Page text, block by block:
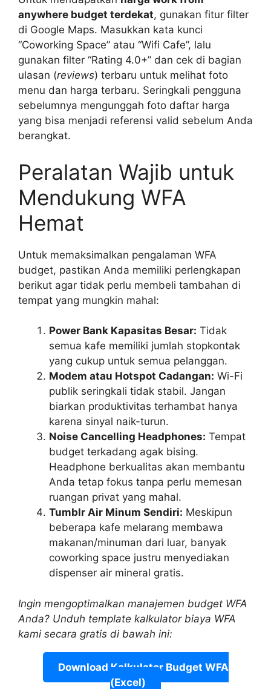
anywhere budget terdekat, gunakan fitur filter
di Google Maps. Masukkan kata kunci
“Coworking Space” atau “Wifi Cafe”, lalu
gunakan filter “Rating 4.0+” dan cek di bagian
ulasan (reviews) terbaru untuk melihat foto
menu dan harga terbaru. Seringkali pengguna
sebelumnya mengunggah foto daftar harga
yang bisa menjadi referensi valid sebelum Anda
berangkat.
Peralatan Wajib untuk
Mendukung WFA
Hemat
Untuk memaksimalkan pengalaman WFA
budget, pastikan Anda memiliki perlengkapan
berikut agar tidak perlu membeli tambahan di
tempat yang mungkin mahal:
Power Bank Kapasitas Besar: Tidak
semua kafe memiliki jumlah stopkontak
yang cukup untuk semua pelanggan.
Modem atau Hotspot Cadangan: Wi-Fi
publik seringkali tidak stabil. Jangan
biarkan produktivitas terhambat hanya
karena sinyal naik-turun.
Noise Cancelling Headphones: Tempat
budget terkadang agak bising.
Headphone berkualitas akan membantu
Anda tetap fokus tanpa perlu memesan
ruangan privat yang mahal.
Tumblr Air Minum Sendiri: Meskipun
beberapa kafe melarang membawa
makanan/minuman dari luar, banyak
coworking space justru menyediakan
dispenser air mineral gratis.
Ingin mengoptimalkan manajemen budget WFA
Anda? Unduh template kalkulator biaya WFA
kami secara gratis di bawah ini:
Download Kalkulator Budget WFA
(Excel)